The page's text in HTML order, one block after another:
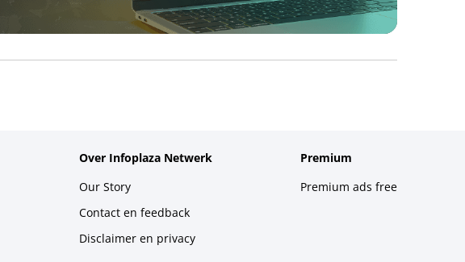
Over Infoplaza Netwerk
Our Story
Contact en feedback
Disclaimer en privacy
Premium
Premium ads free